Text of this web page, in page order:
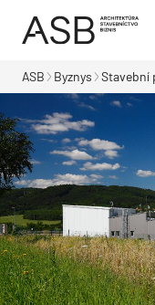
ASB Byznys Stavební